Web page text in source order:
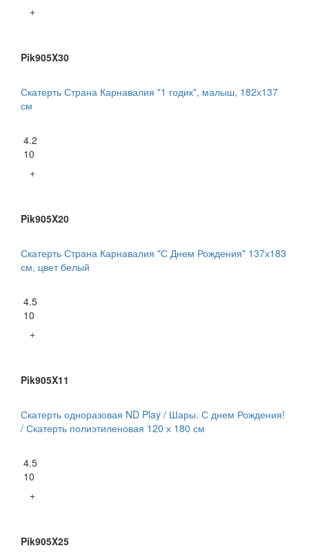
+
Pik905X30
Скатерть Страна Карнавалия "1 годик", малыш, 182х137
см
4.2
10
+
Pik905X20
Скатерть Страна Карнавалия "С Днем Рождения" 137х183
см, цвет белый
4.5
10
+
Pik905X11
Скатерть одноразовая ND Play / Шары. С днем Рождения!
/ Скатерть полиэтиленовая 120 х 180 см
4.5
10
+
Pik905X25